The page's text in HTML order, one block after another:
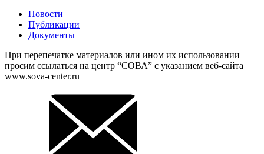
Новости
Публикации
Документы
При перепечатке материалов или ином их использовании
просим ссылаться на центр “СОВА” с указанием веб-сайта
www.sova-center.ru